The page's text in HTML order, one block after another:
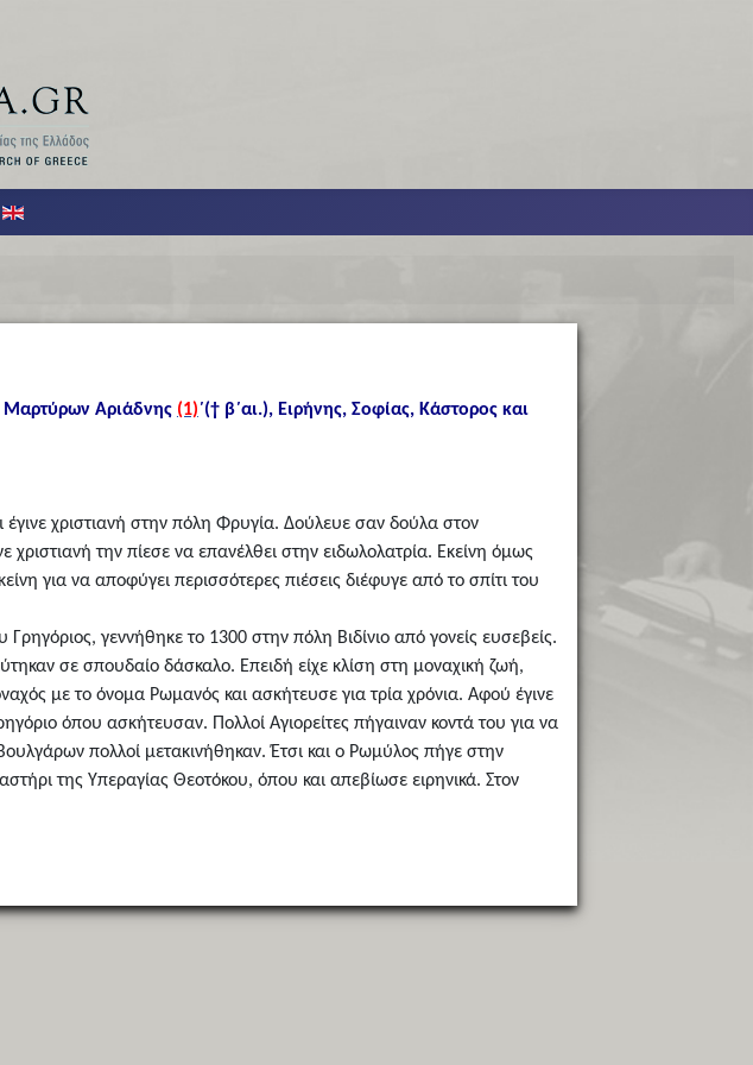
σας
Μαρτύρων Αριάδνης (1)΄(† β΄αι.), Ειρήνης, Σοφίας, Κάστορος και
χριστιανή στην πόλη Φρυγία. Δούλευε σαν δούλα στον
την πίεσε να επανέλθει στην ειδωλολατρία. Εκείνη όμως
για να αποφύγει περισσότερες πιέσεις διέφυγε από το σπίτι του
γεννήθηκε το 1300 στην πόλη Βιδίνιο από γονείς ευσεβείς.
σε σπουδαίο δάσκαλο. Επειδή είχε κλίση στη μοναχική ζωή,
με το όνομα Ρωμανός και ασκήτευσε για τρία χρόνια. Αφού έγινε
όπου ασκήτευσαν. Πολλοί Αγιορείτες πήγαιναν κοντά του για να
πολλοί μετακινήθηκαν. Έτσι και ο Ρωμύλος πήγε στην
της Υπεραγίας Θεοτόκου, όπου και απεβίωσε ειρηνικά. Στον